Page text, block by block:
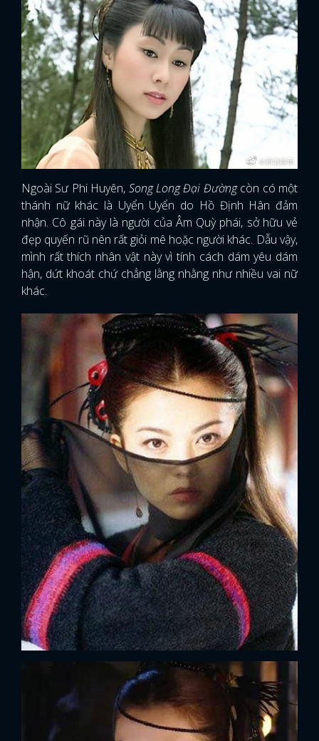
Ngoài Sư Phi Huyên, Song Long Đại Đườngcòn có một
thánh nữ khác là Uyển Uyển do Hồ Định Hân đảm
nhận. Cô gái này là người của Âm Quỳ phái, sở hữu vẻ
đẹp quyến rũ nên rất giỏi mê hoặc người khác. Dẫu vậy,
mình rất thích nhân vật này vì tính cách dám yêu dám
hận, dứt khoát chứ chẳng lằng nhằng như nhiều vai nữ
khác.